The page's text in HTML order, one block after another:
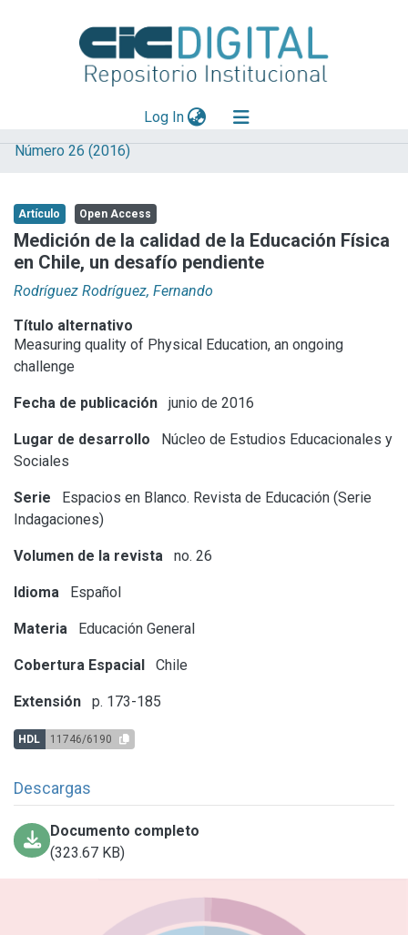
Log In(current)
Explorar
Aportar material
Statistics
Número 26 (2016)
Artículo Open Access
Medición de la calidad de la Educación Física
en Chile, un desafío pendiente
Rodríguez Rodríguez, Fernando
Título alternativo
Measuring quality of Physical Education, an ongoing
challenge
Fecha de publicación junio de 2016
Lugar de desarrollo
Núcleo de Estudios Educacionales y
Sociales
Serie
Espacios en Blanco. Revista de Educación (Serie
Indagaciones)
Volumen de la revista no. 26
Idioma Español
Materia Educación General
Cobertura Espacial Chile
Extensión p. 173-185
HDL 11746/6190
Descargas
Documento completo
(323.67 KB)